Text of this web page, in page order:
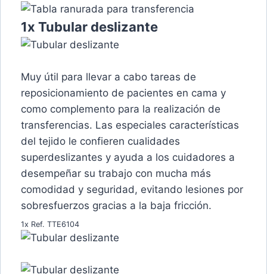
1x Tubular deslizante
Muy útil para llevar a cabo tareas de
reposicionamiento de pacientes en cama y
como complemento para la realización de
transferencias. Las especiales características
del tejido le confieren cualidades
superdeslizantes y ayuda a los cuidadores a
desempeñar su trabajo con mucha más
comodidad y seguridad, evitando lesiones por
sobresfuerzos gracias a la baja fricción.
1x Ref. TTE6104